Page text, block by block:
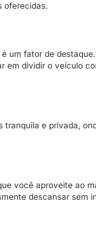
oferecidas.
um fator de
em dividir o veículo
tranquila e privada,
você aproveite ao
descansar sem